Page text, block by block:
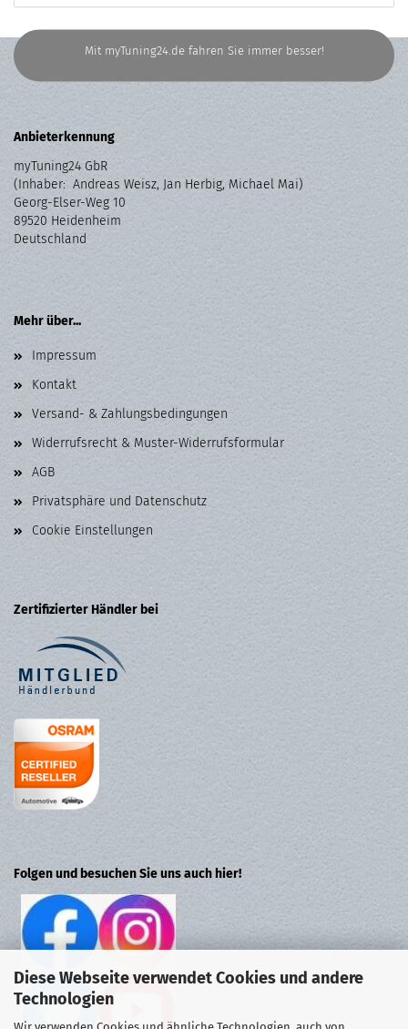
Diese Webseite verwendet Cookies und andere
Technologien
Mit myTuning24.de fahren Sie immer besser!
Anbieterkennung
myTuning24 GbR
(Inhaber: Andreas Weisz, Jan Herbig, Michael Mai)
Georg-Elser-Weg 10
89520 Heidenheim
Deutschland
Mehr über...
Impressum
Kontakt
Versand- & Zahlungsbedingungen
Widerrufsrecht & Muster-Widerrufsformular
AGB
Privatsphäre und Datenschutz
Cookie Einstellungen
Zertifizierter Händler bei
Folgen und besuchen Sie uns auch hier!